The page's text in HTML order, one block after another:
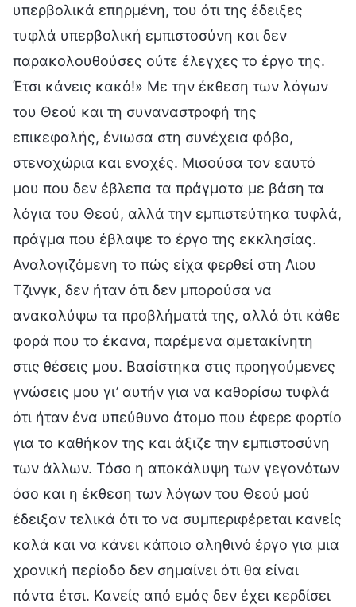
υπερβολικά επηρμένη, του ότι της έδειξες
τυφλά υπερβολική εμπιστοσύνη και δεν
παρακολουθούσες ούτε έλεγχες το έργο της.
Έτσι κάνεις κακό!» Με την έκθεση των λόγων
του Θεού και τη συναναστροφή της
επικεφαλής, ένιωσα στη συνέχεια φόβο,
στενοχώρια και ενοχές. Μισούσα τον εαυτό
μου που δεν έβλεπα τα πράγματα με βάση τα
λόγια του Θεού, αλλά την εμπιστεύτηκα τυφλά,
πράγμα που έβλαψε το έργο της εκκλησίας.
Αναλογιζόμενη το πώς είχα φερθεί στη Λιου
Τζινγκ, δεν ήταν ότι δεν μπορούσα να
ανακαλύψω τα προβλήματά της, αλλά ότι κάθε
φορά που το έκανα, παρέμενα αμετακίνητη
στις θέσεις μου. Βασίστηκα στις προηγούμενες
γνώσεις μου γι’ αυτήν για να καθορίσω τυφλά
ότι ήταν ένα υπεύθυνο άτομο που έφερε φορτίο
για το καθήκον της και άξιζε την εμπιστοσύνη
των άλλων. Τόσο η αποκάλυψη των γεγονότων
όσο και η έκθεση των λόγων του Θεού μού
έδειξαν τελικά ότι το να συμπεριφέρεται κανείς
καλά και να κάνει κάποιο αληθινό έργο για μια
χρονική περίοδο δεν σημαίνει ότι θα είναι
πάντα έτσι. Κανείς από εμάς δεν έχει κερδίσει